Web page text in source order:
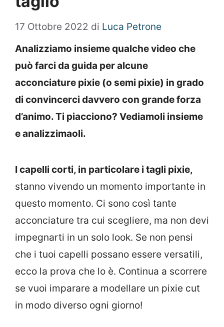
17 Ottobre 2022 di Luca Petrone
Analizziamo insieme qualche video che
può farci da guida per alcune
acconciature pixie (o semi pixie) in grado
di convincerci davvero con grande forza
d’animo. Ti piacciono? Vediamoli insieme
e analizzimaoli.
I capelli corti, in particolare i tagli pixie,
stanno vivendo un momento importante in
questo momento. Ci sono così tante
acconciature tra cui scegliere, ma non devi
impegnarti in un solo look. Se non pensi
che i tuoi capelli possano essere versatili,
ecco la prova che lo è. Continua a scorrere
se vuoi imparare a modellare un pixie cut
in modo diverso ogni giorno!